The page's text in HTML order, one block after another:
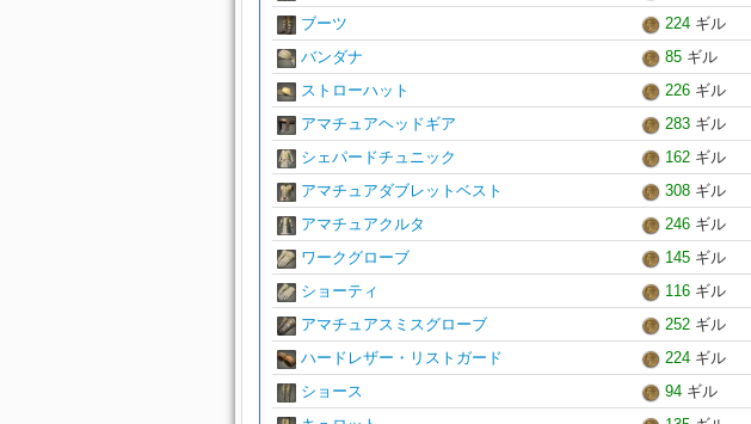
ブーツ
224 ギル
バンダナ
85 ギル
ストローハット
226 ギル
アマチュアヘッドギア
283 ギル
シェパードチュニック
162 ギル
アマチュアダブレットベスト
308 ギル
アマチュアクルタ
246 ギル
ワークグローブ
145 ギル
ショーティ
116 ギル
アマチュアスミスグローブ
252 ギル
ハードレザー・リストガード
224 ギル
ショース
94 ギル